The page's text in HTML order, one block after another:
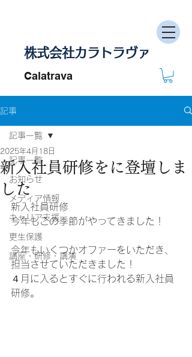
株式会社カラトラヴァ
Calatrava
記事
記事一覧
お知らせ
メディア情報
キャリア支援
更生保護
講座・研修・講演
記事一覧
新入社員研修をに登壇しま
した
2025年4月18日
新入社員研修
今年もこの季節がやってきました！
今年もいくつかオファーをいただき、
担当させていただきました！
４月に入るとすぐに行われる新入社員
研修。